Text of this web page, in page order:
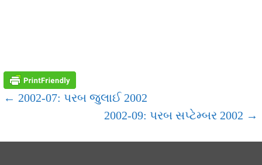
POST
NAVIGATION
← 2002-07: પરબ જુલાઈ 2002
2002-09: પરબ સપ્ટેમ્બર 2002 →